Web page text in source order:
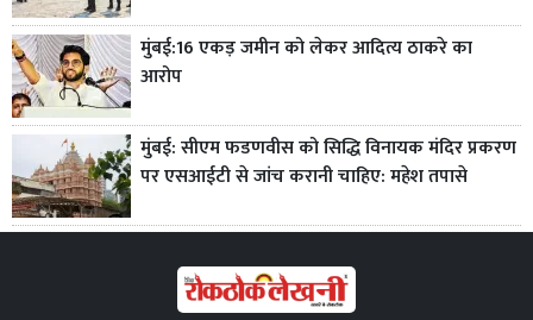
मुंबई:16 एकड़ जमीन को लेकर आदित्य ठाकरे का
आरोप
मुंबई: सीएम फडणवीस को सिद्धि विनायक मंदिर प्रकरण
पर एसआईटी से जांच करानी चाहिए: महेश तपासे